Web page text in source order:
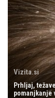
Vizita.si
Prhljaj,
pomanjkanje